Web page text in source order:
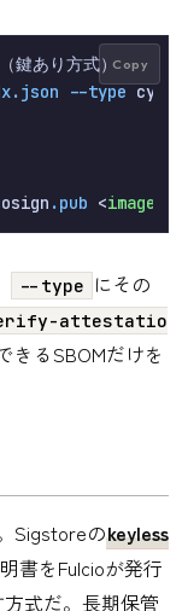
鍵あり方式）
.json --type
.pub <image
Copy
--type にその
attestatio
きるSBOMだけを
Sigstoreのkeyless
書をFulcioが発行
式だ。長期保管